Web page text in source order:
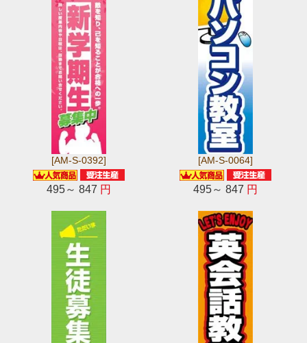
[AM-S-0392]
495～ 847 円
[AM-S-0064]
495～ 847 円